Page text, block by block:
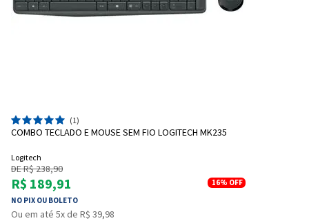
(1)
COMBO TECLADO E MOUSE SEM FIO LOGITECH MK235
Logitech
DE R$ 238,90
R$ 189,91
NO PIX OU BOLETO
16% OFF
Ou em até 5x de R$ 39,98